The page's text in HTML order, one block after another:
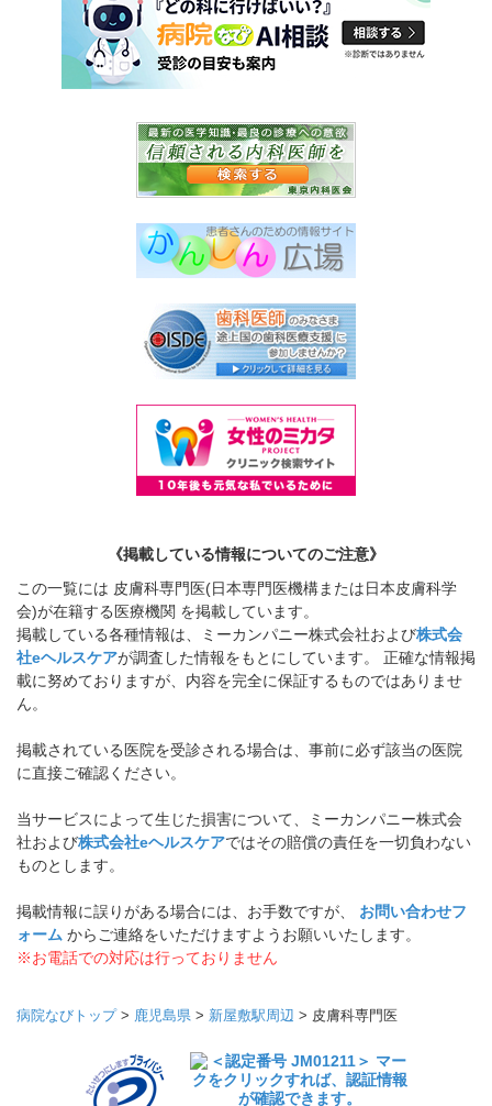
《掲載している情報についてのご注意》
この一覧には 皮膚科専門医(日本専門医機構または日本皮膚科学
会)が在籍する医療機関 を掲載しています。
掲載している各種情報は、ミーカンパニー株式会社および株式会
社eヘルスケアが調査した情報をもとにしています。 正確な情報掲
載に努めておりますが、内容を完全に保証するものではありませ
ん。
掲載されている医院を受診される場合は、事前に必ず該当の医院
に直接ご確認ください。
当サービスによって生じた損害について、ミーカンパニー株式会
社および株式会社eヘルスケアではその賠償の責任を一切負わない
ものとします。
掲載情報に誤りがある場合には、お手数ですが、 お問い合わせフ
ォーム からご連絡をいただけますようお願いいたします。
※お電話での対応は行っておりません
病院なびトップ> 鹿児島県 > 新屋敷駅周辺 > 皮膚科専門医